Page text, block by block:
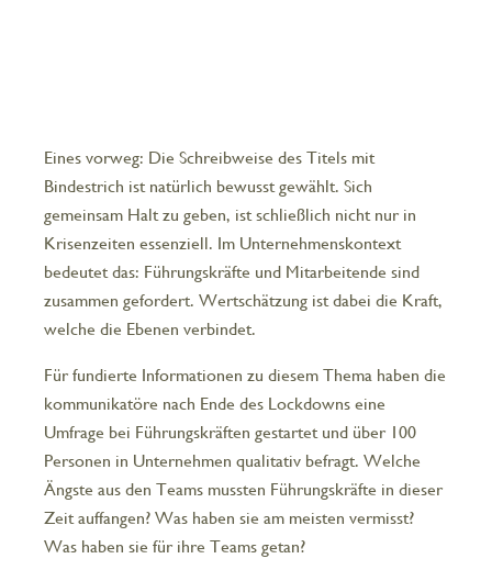
Eines vorweg: Die Schreibweise des Titels mit
Bindestrich ist natürlich bewusst gewählt. Sich
gemeinsam Halt zu geben, ist schließlich nicht nur in
Krisenzeiten essenziell. Im Unternehmenskontext
bedeutet das: Führungskräfte und Mitarbeitende sind
zusammen gefordert. Wertschätzung ist dabei die Kraft,
welche die Ebenen verbindet.
Für fundierte Informationen zu diesem Thema haben die
kommunikatöre nach Ende des Lockdowns eine
Umfrage bei Führungskräften gestartet und über 100
Personen in Unternehmen qualitativ befragt. Welche
Ängste aus den Teams mussten Führungskräfte in dieser
Zeit auffangen? Was haben sie am meisten vermisst?
Was haben sie für ihre Teams getan?